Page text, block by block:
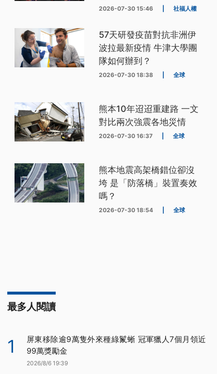
2026-07-30 15:46 社福人權
57天研發疫苗對抗非洲伊
波拉最新疫情 牛津大學團
隊如何辦到？
2026-07-30 18:38 全球
熊本10年迢迢重建路 一文
對比兩次強震各地災情
2026-07-30 16:37 全球
熊本地震高架橋錯位卻沒
垮 是「防落橋」裝置奏效
嗎？
2026-07-30 18:54 全球
最多人閱讀
1
屏東移除逾9萬隻外來種綠鬣蜥 冠軍獵人7個月領近
99萬獎勵金
2026/8/6 19:39